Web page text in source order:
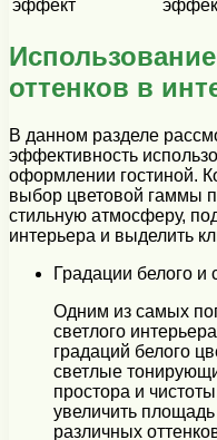
эффект
оттенков в
В данном разделе
эффективность
оформлении гостиной.
выбор цветовой гаммы
стильную атмосферу,
интерьера и выделить
Градации белого и
Одним из самых
светлого
градаций белого
светлые
простора и
увеличить
различных